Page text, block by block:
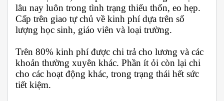
lâu nay luôn trong tình trạng thiếu thốn, eo hẹp.
Cấp trên giao tự chủ về kinh phí dựa trên số
lượng học sinh, giáo viên và loại trường.
Trên 80% kinh phí được chi trả cho lương và các
khoản thường xuyên khác. Phần ít ỏi còn lại chi
cho các hoạt động khác, trong trạng thái hết sức
tiết kiệm.